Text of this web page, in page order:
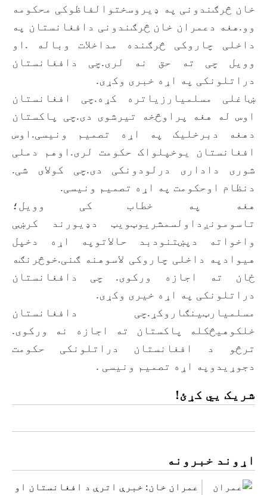
خان څرګندونی په ډیروسختوالفاظوکی محکومه
وو.هغه دعمران خان څرګندونی دافغانستان په
داخلی چاروکی څرګنده مداخلات وباله .او
وویل چی ته حق نه لری.چی دافغانستان
دراتلونکی په اړه خبری وکړی.
ښاغلی مسلمیارزیاتره کړه.چی افغانستان
اوس له هغه پراوڅخه تیرشوی دی.چی پاکستان
دهغه دبرخلیک په اړه تصمیم ونیسی.اوس
افغانستان یوخپلواک حکومت لری.اوهم دملی
شوری داداری درلودونکی دی.چی کولای شی.
دنظام اوحکومت په اړه تصمیم ونیسی.
هغه په خطاب کی وویل؛
تاسومونږداولسمشریوټویټ دډیورند کرښی
واخواته دپښتنودبد حالاتوپه اړه دخپل
هیوادپه داخلی چاروکی لاسوهنه ګنی.خوڅرنګه
ځان ته اجازه ورکوی. چی دافغانستان
دراتلونکی په اړه خیری وکړی.
مسلمیارټینګاروکړ.چی دافغانستان
خلکوهیڅکله پاکستان ته اجازه نه ورکوی.
ترڅو د افغانستان دراتلونکی حکومت
دجوړیدوپه اړه تصمیم ونیسی .
شریک یي کړئ!
اړوند خبرونه
عمران خان: خبرې اترې د افغانستان او